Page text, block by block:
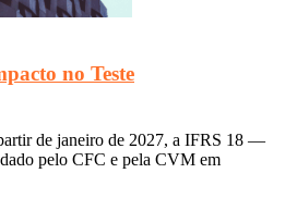
no Teste
de janeiro de 2027, a IFRS 18 —
pelo CFC e pela CVM em